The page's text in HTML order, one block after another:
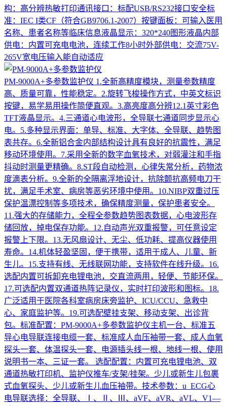
构：高分辨热敏打印通讯接口：标配USB/RS232接口安全标
准：IEC I类CF（符合GB9706.1-2007）按键面板：可输入医用
名称、患者名称等临床信息液晶显示：320*240图形液晶内部
供电：内置可充电电池，连续工作8小时外部供电：交流75V-
265V宽电压输入能自动适应
PM-9000A+多参数监护仪 1.全新高精度模块，测量参数精度
高、质量可靠，性能稳定。2.旋转飞梭操作方式，中英文标识
按键，易学易用操作简便直观。3.高亮度高分辨12.1英寸彩色
TFT液晶显示。4.三通道心电波形，全导联七通道同步显示心
电。5.多种显示界面：单导、标准、大字体、全导联、趋势图
表共存。6.全新铝合金内部结构设计具有良好的抗震性，满足
移动环境使用。7.采用全新的数字血氧技术，对弱灌注和手指
抖动时测量更精确。8.ST段自动检测，心律失常分析，药物浓
度滴表分析。9.全新的全隔离浮地设计，抗除颤抗高频电刀干
扰，满足手术室、病房等恶劣环境中使用。10.NIBP双重过压
保护温漂控制等多项技术，确保精度测量，保护患者安全。
11.强大的存储能力，全程全参数趋势图表数据，心电波形存
储回放，掉电保存功能。12.自动声光双重报警，可任意设定
报警上下限。13.无风扇设计、无尘、低功耗、提高仪器使用
寿命。14.机体轻盈坚固，便于携带，适用于成人、儿童、新
生儿。15.支持有线、无线联网功能，支持软件在线升级。16.
选配内置可拆卸充电锂电池，交直流两用，轻便、节能环保。
17.可选配内置双通道热阵记录仪，实时打印波形和图标。18.
广泛适用于医院各科室病房床旁监护、ICU/CCU、急救中
心、家庭监护等。19.可选配壁挂支架、移动支架、出诊背
包。标准配置：PM-9000A+多参数监护仪主机一台、标准五
导心电导联连接电缆一套、标准成人血压袖带一套、成人血氧
探头一套、体温探头一套、电源插头线一根、地线一根、使用
说明书一本、三证一套。 选配配置：内置可充电锂电池、双
通道热敏打印机、监护仪推车/支架/挂架。少儿或新生儿包裹
式血氧探头、少儿或新生儿血压袖带。技术参数：u ECG心
电导联选择：全导联、Ⅰ、Ⅱ、Ⅲ、aVF、aVR、aVL、V1—